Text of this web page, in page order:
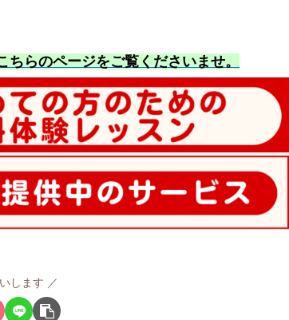
ちらのページをご覧くださいませ。
します